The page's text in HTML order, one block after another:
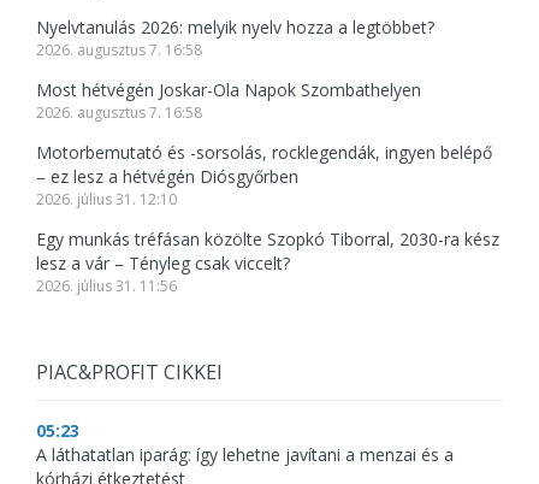
Nyelvtanulás 2026: melyik nyelv hozza a legtöbbet?
2026. augusztus 7. 16:58
Most hétvégén Joskar-Ola Napok Szombathelyen
2026. augusztus 7. 16:58
Motorbemutató és -sorsolás, rocklegendák, ingyen belépő
– ez lesz a hétvégén Diósgyőrben
2026. július 31. 12:10
Egy munkás tréfásan közölte Szopkó Tiborral, 2030-ra kész
lesz a vár – Tényleg csak viccelt?
2026. július 31. 11:56
PIAC&PROFIT CIKKEI
05:23
A láthatatlan iparág: így lehetne javítani a menzai és a
kórházi étkeztetést